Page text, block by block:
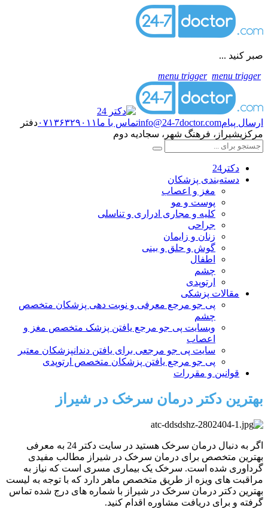
صبر کنید ...
menu trigger menu trigger
ارسال پیامinfo@24-7doctor.comتماس با ما ۰۷۱۳۶۳۲۹۰۱۱دفتر
مرکزیشیراز، فرهنگ شهر، سجادیه دوم
دکتر24
دسته‌بندی پزشکان
مغز و اعصاب
پوست و مو
کلیه و مجاری ادراری و تناسلی
جراحی
زنان و زایمان
گوش و حلق و بینی
اطفال
چشم
ارتوپدی
مقالات پزشکی
پی جو مرجع معرفی و نوبت دهی پزشکان متخصص
چشم
وبسایت پی جو مرجع یافتن پزشک متخصص مغز و
اعصاب
سایت پی جو مرجعی برای یافتن دندانپزشکان معتبر
پی جو مرجع یافتن پزشکان متخصص ارتوپدی
قوانین و مقررات
بهترین دکتر درمان سرخک در شیراز
اگر به دنبال درمان سرخک هستید در سایت دکتر 24 به معرفی
بهترین متخصص برای درمان سرخک در شیراز مطالب مفیدی
گرداوری شده است. سرخک یک بیماری مسری است که نیاز به
مراقبت های ویزه از طریق متخصص ماهر دارد که با توجه به لیست
بهترین دکتر درمان سرخک در شیراز با شماره های درج شده تماس
گرفته و برای دریافت مشاوره اقدام کنید.